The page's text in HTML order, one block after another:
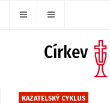
KAZATELSKÝ CYKLUS